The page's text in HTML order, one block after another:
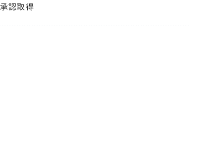
認取得